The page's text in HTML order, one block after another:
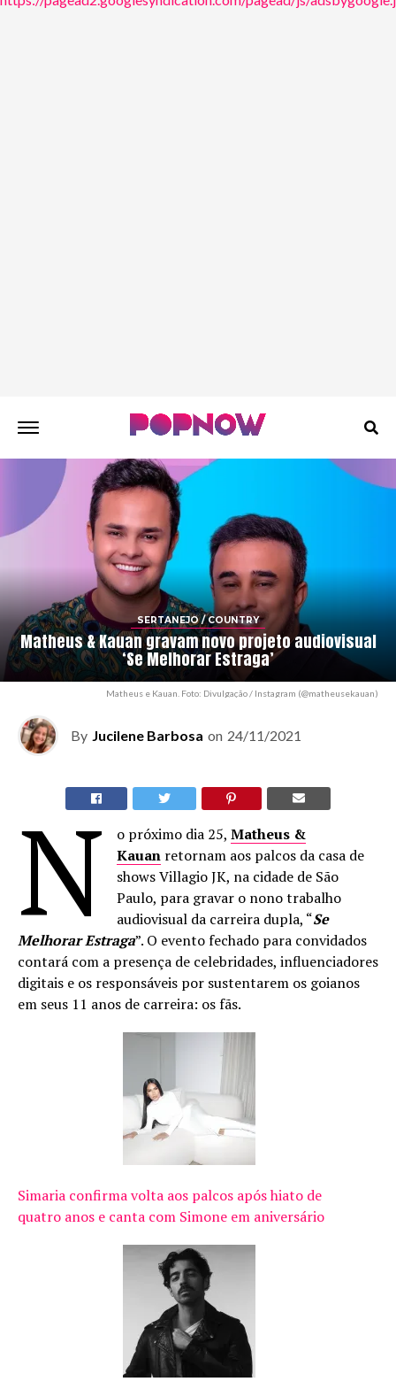
SERTANEJO / COUNTRY
Matheus & Kauan gravam novo projeto audiovisual
‘Se Melhorar Estraga’
Matheus e Kauan. Foto: Divulgação / Instagram (@matheusekauan)
By Jucilene Barbosa on 24/11/2021
N o próximo dia 25,Matheus &
Kauan retornam aos palcos da casa de
shows Villagio JK, na cidade de São
Paulo, para gravar o nono trabalho
audiovisual da carreira dupla, “Se
Melhorar Estraga”. O evento fechado para convidados
contará com a presença de celebridades, influenciadores
digitais e os responsáveis por sustentarem os goianos
em seus 11 anos de carreira: os fãs.
Simaria confirma volta aos palcos após hiato de
quatro anos e canta com Simone em aniversário